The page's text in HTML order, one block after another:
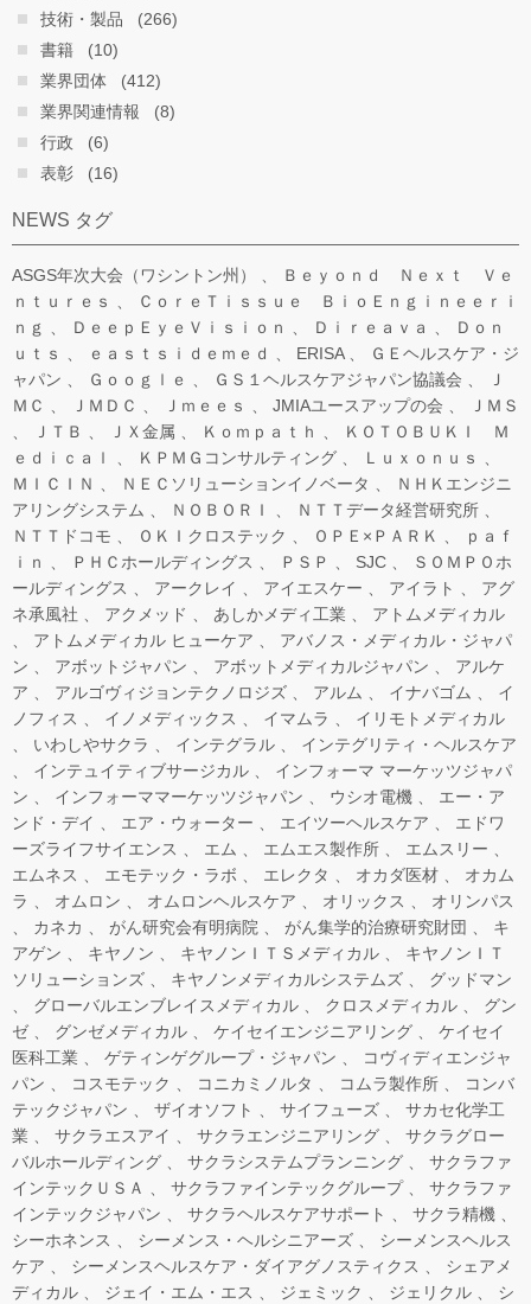
技術・製品
(266)
書籍
(10)
業界団体
(412)
業界関連情報
(8)
行政
(6)
表彰
(16)
NEWS タグ
ASGS年次大会（ワシントン州）
Ｂｅｙｏｎｄ Ｎｅｘｔ Ｖｅ
ｎｔｕｒｅｓ
ＣｏｒｅＴｉｓｓｕｅ ＢｉｏＥｎｇｉｎｅｅｒｉ
ｎｇ
ＤｅｅｐＥｙｅＶｉｓｉｏｎ Ｄｉｒｅａｖａ
Ｄｏｎ
ｕｔｓ
ｅａｓｔｓｉｄｅｍｅｄ ERISA
ＧＥヘルスケア・ジ
ャパン
Ｇｏｏｇｌｅ ＧＳ１ヘルスケアジャパン協議会
Ｊ
ＭＣ
ＪＭＤＣ Ｊｍｅｅｓ JMIAユースアップの会
ＪＭＳ
ＪＴＢ
ＪＸ金属 Ｋｏｍｐａｔｈ
ＫＯＴＯＢＵＫＩ Ｍ
ｅｄｉｃａｌ
ＫＰＭＧコンサルティング
Ｌｕｘｏｎｕｓ
ＭＩＣＩＮ
ＮＥＣソリューションイノベータ
ＮＨＫエンジニ
アリングシステム
ＮＯＢＯＲＩ
ＮＴＴデータ経営研究所
ＮＴＴドコモ
ＯＫＩクロステック ＯＰＥ×ＰＡＲＫ
ｐａｆ
ｉｎ
ＰＨＣホールディングス ＰＳＰ SJC
ＳＯＭＰＯホ
ールディングス
アークレイ アイエスケー アイラト
アグ
ネ承風社
アクメッド あしかメディ工業
アトムメディカル
アトムメディカル ヒューケア
アバノス・メディカル・ジャパ
ン
アボットジャパン アボットメディカルジャパン
アルケ
ア
アルゴヴィジョンテクノロジズ アルム イナバゴム
イ
ノフィス
イノメディックス イマムラ
イリモトメディカル
いわしやサクラ
インテグラル
インテグリティ・ヘルスケア
インテュイティブサージカル
インフォーマ マーケッツジャパ
ン
インフォーママーケッツジャパン ウシオ電機
エー・ア
ンド・デイ
エア・ウォーター エイツーヘルスケア
エドワ
ーズライフサイエンス
エム エムエス製作所
エムスリー
エムネス
エモテック・ラボ エレクタ オカダ医材
オカム
ラ
オムロン オムロンヘルスケア オリックス
オリンパス
カネカ
がん研究会有明病院 がん集学的治療研究財団
キ
アゲン
キヤノン キヤノンＩＴＳメディカル
キヤノンＩＴ
ソリューションズ
キヤノンメディカルシステムズ
グッドマン
グローバルエンブレイスメディカル
クロスメディカル
グン
ゼ
グンゼメディカル ケイセイエンジニアリング
ケイセイ
医科工業
ゲティンゲグループ・ジャパン
コヴィディエンジャ
パン
コスモテック コニカミノルタ コムラ製作所
コンバ
テックジャパン
ザイオソフト サイフューズ
サカセ化学工
業
サクラエスアイ サクラエンジニアリング
サクラグロー
バルホールディング
サクラシステムプランニング
サクラファ
インテックＵＳＡ
サクラファインテックグループ
サクラファ
インテックジャパン
サクラヘルスケアサポート
サクラ精機
シーホネンス
シーメンス・ヘルシニアーズ
シーメンスヘルス
ケア
シーメンスヘルスケア・ダイアグノスティクス
シェアメ
ディカル
ジェイ・エム・エス ジェミック ジェリクル シ